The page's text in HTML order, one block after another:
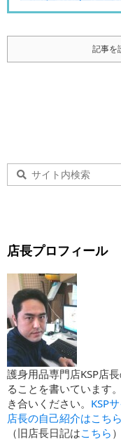
記事を
店長プロフィール
護身用品専門店KSP店
ることを書いています
き合いください。 KSP
店長の自己紹介はこちら
（旧店長日記はこちら ）